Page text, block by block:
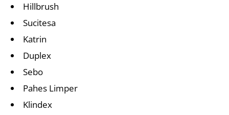
Hillbrush
Sucitesa
Katrin
Duplex
Sebo
Pahes Limper
Klindex